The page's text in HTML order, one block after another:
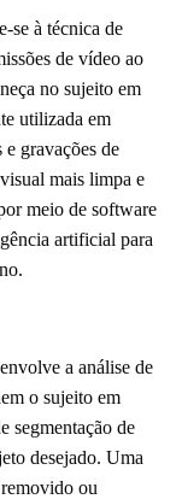
se à técnica de
de vídeo ao
no sujeito em
utilizada em
gravações de
mais limpa e
meio de software
artificial para
a análise de
o sujeito em
segmentação de
desejado. Uma
ou